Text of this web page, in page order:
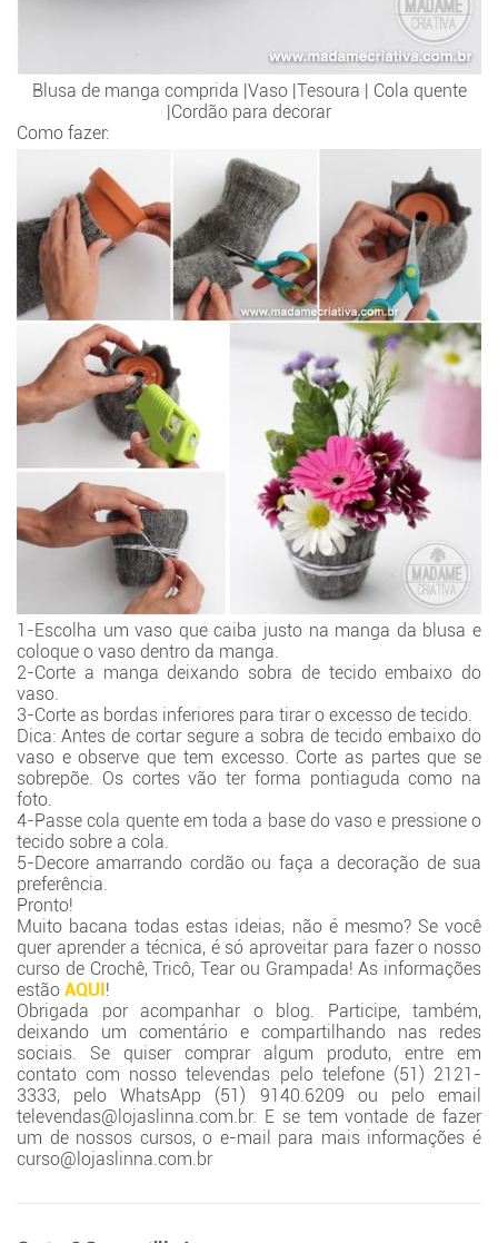
Blusa de manga comprida |Vaso |Tesoura | Cola quente
|Cordão para decorar
Como fazer:
1-Escolha um vaso que caiba justo na manga da blusa e
coloque o vaso dentro da manga.
2-Corte a manga deixando sobra de tecido embaixo do
vaso.
3-Corte as bordas inferiores para tirar o excesso de tecido.
Dica: Antes de cortar segure a sobra de tecido embaixo do
vaso e observe que tem excesso. Corte as partes que se
sobrepõe. Os cortes vão ter forma pontiaguda como na
foto.
4-Passe cola quente em toda a base do vaso e pressione o
tecido sobre a cola.
5-Decore amarrando cordão ou faça a decoração de sua
preferência.
Pronto!
Muito bacana todas estas ideias, não é mesmo? Se você
quer aprender a técnica, é só aproveitar para fazer o nosso
curso de Crochê, Tricô, Tear ou Grampada! As informações
estão AQUI!
Obrigada por acompanhar o blog. Participe, também,
deixando um comentário e compartilhando nas redes
sociais. Se quiser comprar algum produto, entre em
contato com nosso televendas pelo telefone (51) 2121-
3333, pelo WhatsApp (51) 9140.6209 ou pelo email
televendas@lojaslinna.com.br. E se tem vontade de fazer
um de nossos cursos, o e-mail para mais informações é
curso@lojaslinna.com.br